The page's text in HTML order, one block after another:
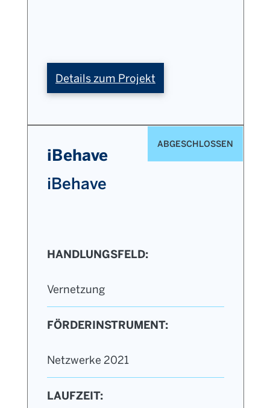
Details zum Projekt
CANTAR
iBehave
iBehave
ABGESCHLOSSEN
HANDLUNGSFELD:
Vernetzung
FÖRDERINSTRUMENT:
Netzwerke 2021
LAUFZEIT: